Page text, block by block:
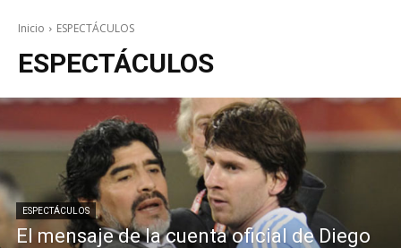
Inicio ESPECTÁCULOS
ESPECTÁCULOS
ESPECTÁCULOS
El mensaje de la cuenta oficial de Diego